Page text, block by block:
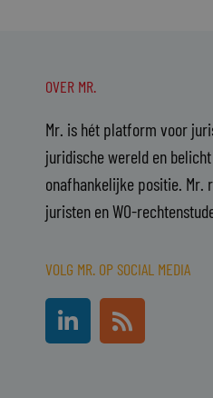
OVER MR.
Mr. is hét platform voor
juridische wereld en
onafhankelijke positie. Mr.
juristen en WO-
VOLG MR. OP SOCIAL MEDIA
L
i
n
R
s
s